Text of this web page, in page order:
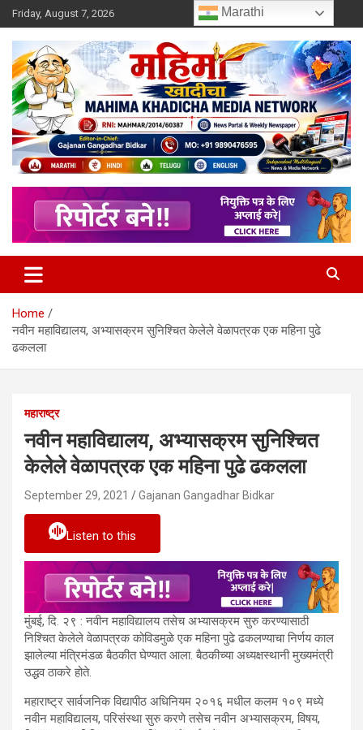
Skip
to
content
Friday, August 7, 2026
Mahimakhadicha
Home
नवीन महाविद्यालय, अभ्यासक्रम सुनिश्चित केलेले वेळापत्रक एक महिना पुढे
ढकलला
महाराष्ट्र
नवीन महाविद्यालय, अभ्यासक्रम सुनिश्चित
केलेले वेळापत्रक एक महिना पुढे ढकलला
September 29, 2021 Gajanan Gangadhar Bidkar
Listen to this
मुंबई, दि. २९ : नवीन महाविद्यालय तसेच अभ्यासक्रम सुरु करण्यासाठी
निश्चित केलेले वेळापत्रक कोविडमुळे एक महिना पुढे ढकलण्याचा निर्णय काल
झालेल्या मंत्रिमंडळ बैठकीत घेण्यात आला. बैठकीच्या अध्यक्षस्थानी मुख्यमंत्री
उद्धव ठाकरे होते.
महाराष्ट्र सार्वजनिक विद्यापीठ अधिनियम २०१६ मधील कलम १०९ मध्ये
नवीन महाविद्यालय, परिसंस्था सुरु करणे तसेच नवीन अभ्यासक्रम, विषय,
Marathi